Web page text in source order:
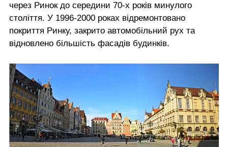
через Ринок до середини 70-х років минулого
століття. У 1996-2000 роках відремонтовано
покриття Ринку, закрито автомобільний рух та
відновлено більшість фасадів будинків.